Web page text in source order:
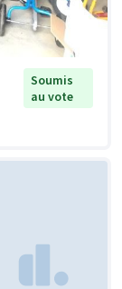
Soumis
au vote